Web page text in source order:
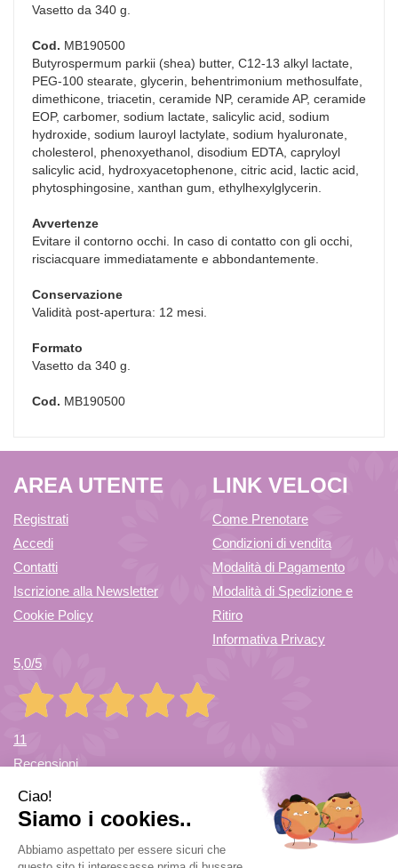
Vasetto da 340 g.
Cod. MB190500
Butyrospermum parkii (shea) butter, C12-13 alkyl lactate,
PEG-100 stearate, glycerin, behentrimonium methosulfate,
dimethicone, triacetin, ceramide NP, ceramide AP, ceramide
EOP, carbomer, sodium lactate, salicylic acid, sodium
hydroxide, sodium lauroyl lactylate, sodium hyaluronate,
cholesterol, phenoxyethanol, disodium EDTA, capryloyl
salicylic acid, hydroxyacetophenone, citric acid, lactic acid,
phytosphingosine, xanthan gum, ethylhexylglycerin.
Avvertenze
Evitare il contorno occhi. In caso di contatto con gli occhi,
risciacquare immediatamente e abbondantemente.
Conservazione
Validità post-apertura: 12 mesi.
Formato
Vasetto da 340 g.
Cod. MB190500
AREA UTENTE
Registrati
Accedi
Contatti
Iscrizione alla Newsletter
Cookie Policy
LINK VELOCI
Come Prenotare
Condizioni di vendita
Modalità di Pagamento
Modalità di Spedizione e
Ritiro
Informativa Privacy
5,0/5
11
Recensioni
Farmacia di Cuvio Sas- via Vittorio Veneto 12/a 21030 Cuvio